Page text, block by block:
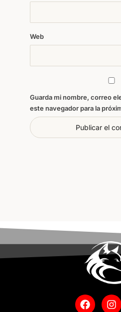
Web
Guarda mi nombre, correo
este navegador para la